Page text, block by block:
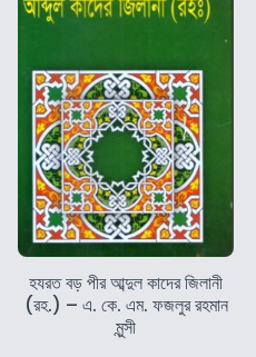
হযরত বড় পীর আব্দুল কাদের জিলানী
(রহ.) – এ. কে. এম. ফজলুর রহমান
মুন্সী